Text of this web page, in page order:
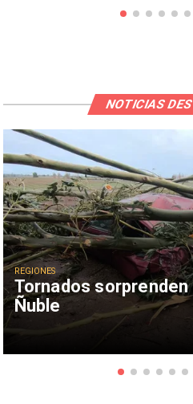
Tornados
Ñuble
REGIONES
NOTICIAS